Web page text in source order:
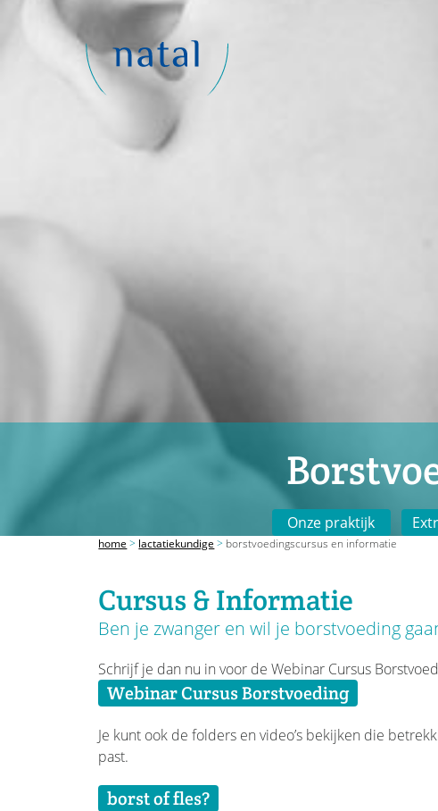
Onze praktijk
home > lactatiekundige > borstvoedingscursus en informatie
Cursus & Informatie
Ben je zwanger en wil je borstvoeding
Schrijf je dan nu in voor de Webinar Cursus
Webinar Cursus Borstvoeding
Je kunt ook de folders en video’s bekijken die
past.
borst of fles?